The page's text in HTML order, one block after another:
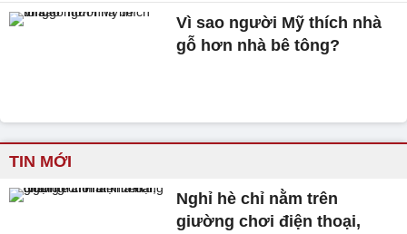
Vì sao người Mỹ thích nhà
gỗ hơn nhà bê tông?
TIN MỚI
Nghỉ hè chỉ nằm trên
giường chơi điện thoại,